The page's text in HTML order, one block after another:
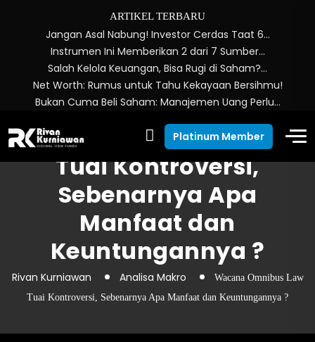
ARTIKEL TERBARU
Jangan Asal Nabung! Investor Cerdas Taat 6…
Instrumen Ini Memberikan 2 dari 7 Sumber…
Salah Kelola Keuangan, Bisa Rugi di Saham?…
Net Worth: Rumus untuk Tahu Kekayaan Bersihmu!
Bukan Cuma Beli Saham: Manajemen Uang Perlu…
Platinum Member
Wacana Omnibus Law
Tuai Kontroversi,
Sebenarnya Apa
Manfaat dan
Keuntungannya ?
Rivan Kurniawan Analisa Makro
Wacana Omnibus Law
Tuai Kontroversi, Sebenarnya Apa Manfaat dan Keuntungannya ?